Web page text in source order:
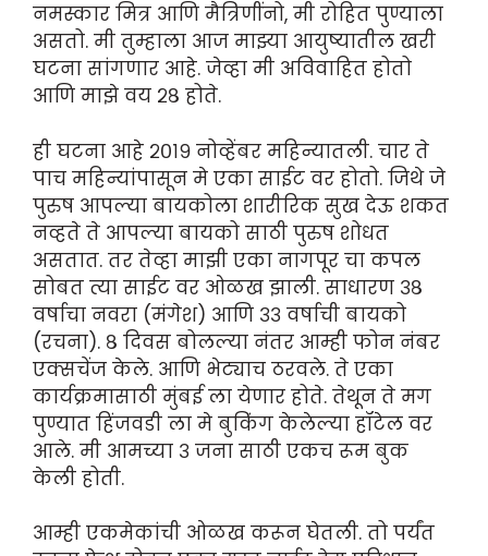
नमस्कार मित्र आणि मैत्रिणींनो, मी रोहित पुण्याला
असतो. मी तुम्हाला आज माझ्या आयुष्यातील खरी
घटना सांगणार आहे. जेव्हा मी अविवाहित होतो
आणि माझे वय २८ होते.
ही घटना आहे २०१९ नोव्हेंबर महिन्यातली. चार ते
पाच महिन्यांपासून मे एका साईट वर होतो. जिथे जे
पुरुष आपल्या बायकोला शारीरिक सुख देऊ शकत
नव्हते ते आपल्या बायको साठी पुरुष शोधत
असतात. तर तेव्हा माझी एका नागपूर चा कपल
सोबत त्या साईट वर ओळख झाली. साधारण ३८
वर्षाचा नवरा (मंगेश) आणि ३३ वर्षाची बायको
(रचना). ८ दिवस बोलल्या नंतर आम्ही फोन नंबर
एक्सचेंज केले. आणि भेट्याच ठरवले. ते एका
कार्यक्रमासाठी मुंबई ला येणार होते. तेथून ते मग
पुण्यात हिंजवडी ला मे बुकिंग केलेल्या हॉटेल वर
आले. मी आमच्या ३ जना साठी एकच रूम बुक
केली होती.
आम्ही एकमेकांची ओळख करून घेतली. तो पर्यंत